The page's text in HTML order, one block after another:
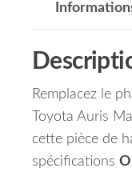
Remplacez le
Toyota Auris
cette pièce de
spécifications